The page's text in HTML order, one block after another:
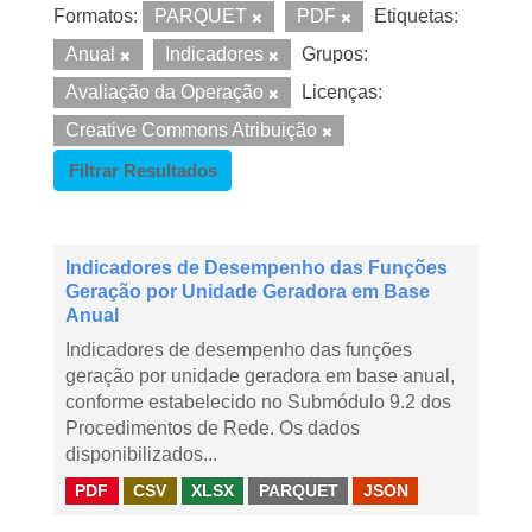
Formatos: PARQUET PDF
Etiquetas:
Anual
Indicadores
Grupos:
Avaliação da Operação
Licenças:
Creative Commons Atribuição
Filtrar Resultados
Indicadores de Desempenho das Funções
Geração por Unidade Geradora em Base
Anual
Indicadores de desempenho das funções
geração por unidade geradora em base anual,
conforme estabelecido no Submódulo 9.2 dos
Procedimentos de Rede. Os dados
disponibilizados...
PDF CSV XLSX PARQUET JSON